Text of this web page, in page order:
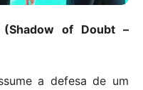
(Shadow of Doubt –
a defesa de um